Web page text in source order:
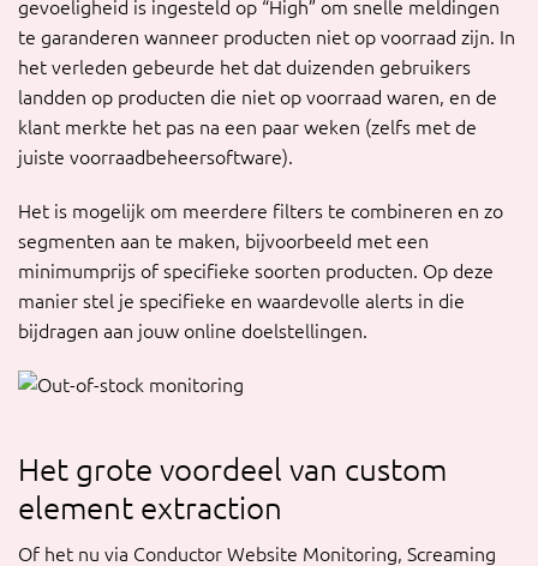
gevoeligheid is ingesteld op “High” om snelle meldingen
te garanderen wanneer producten niet op voorraad zijn. In
het verleden gebeurde het dat duizenden gebruikers
landden op producten die niet op voorraad waren, en de
klant merkte het pas na een paar weken (zelfs met de
juiste voorraadbeheersoftware).
Het is mogelijk om meerdere filters te combineren en zo
segmenten aan te maken, bijvoorbeeld met een
minimumprijs of specifieke soorten producten. Op deze
manier stel je specifieke en waardevolle alerts in die
bijdragen aan jouw online doelstellingen.
Het grote voordeel van custom
element extraction
Of het nu via Conductor Website Monitoring, Screaming